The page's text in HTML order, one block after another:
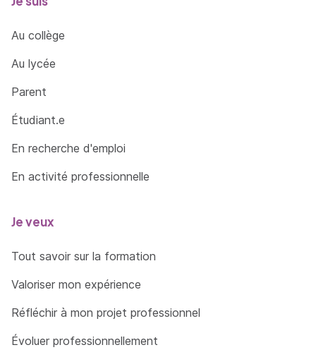
acquérir, traiter, produire et diffuser de
interne et en externe.
domaine de spécialité pour documenter un
sujet et synthétiser ces données en vue de
Analyser et synthétiser des données en vue
d'expression écrite et orale de la langue
française.
claire et non-ambiguë, en français et dans au
Au collège
Au lycée
Parent
Étudiant.e
En recherche d'emploi
En activité professionnelle
Je veux
Tout savoir sur la formation
Valoriser mon expérience
Réfléchir à mon projet professionnel
Évoluer professionnellement